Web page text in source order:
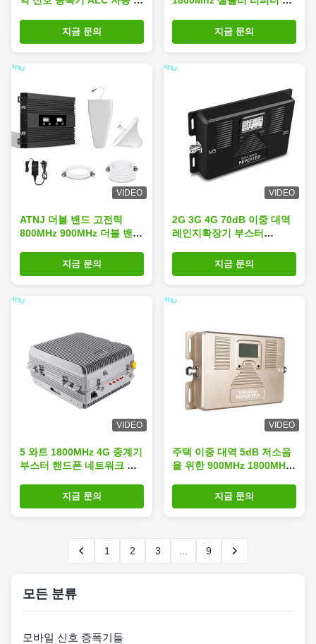
지금 문의 지금 문의
VIDEO
ATNJ 더블 밴드 고전력
800MHz 900MHz 더블 밴드
지금 문의
VIDEO
2G 3G 4G 70dB 이중 대역
레인지확장기 부스터
지금 문의
VIDEO
5 와트 1800MHz 4G 중계기
부스터 핸드폰 네트워크 개
지금 문의
VIDEO
주택 이중 대역 5dB 저소음
을 위한 900MHz 1800MHz
지금 문의
1 2 3 9
모든 분류
모바일 신호 증폭기들